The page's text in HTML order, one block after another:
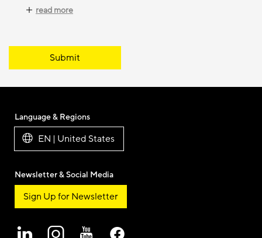
read more
Submit
Language & Regions
EN | United States
Newsletter & Social Media
Sign Up for Newsletter